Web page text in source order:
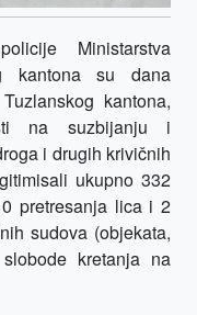
Ministarstva
kantona su dana
kantona,
na suzbijanju i
i drugih krivičnih
ukupno 332
pretresanja lica i 2
sudova (objekata,
kretanja na